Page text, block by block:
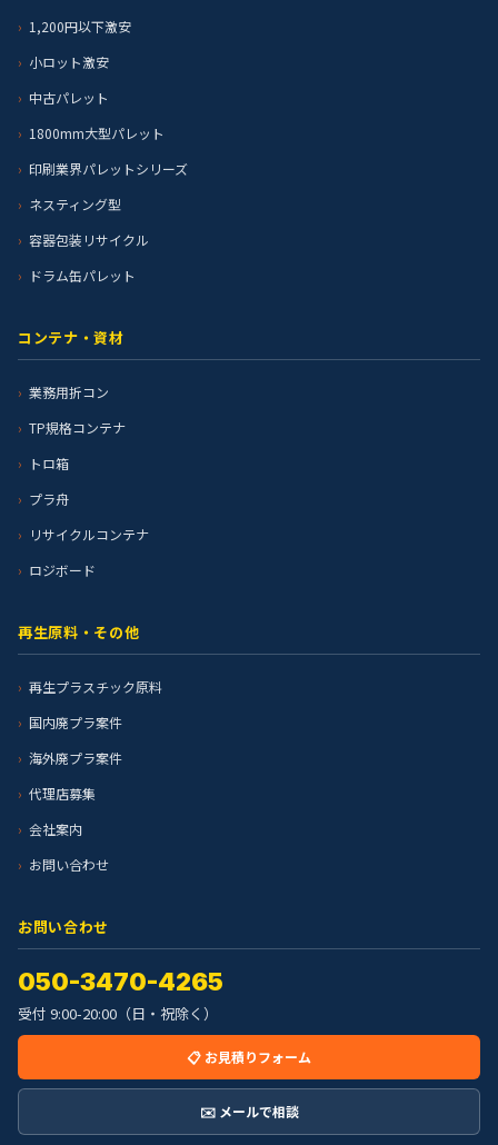
1,200円以下激安
小ロット激安
中古パレット
1800mm大型パレット
印刷業界パレットシリーズ
ネスティング型
容器包装リサイクル
ドラム缶パレット
コンテナ・資材
業務用折コン
TP規格コンテナ
トロ箱
プラ舟
リサイクルコンテナ
ロジボード
再生原料・その他
再生プラスチック原料
国内廃プラ案件
海外廃プラ案件
代理店募集
会社案内
お問い合わせ
お問い合わせ
050-3470-4265
受付 9:00-20:00（日・祝除く）
📋 お見積りフォーム
✉️ メールで相談